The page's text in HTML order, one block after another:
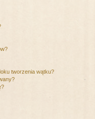
tworzenia wątku?